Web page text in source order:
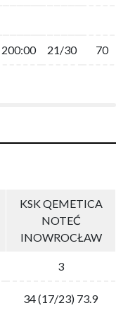
200:00 21/30 70
200:00 21/30 70
KSK QEMETICA
NOTEĆ
INOWROCŁAW
3
34 (17/23) 73.9